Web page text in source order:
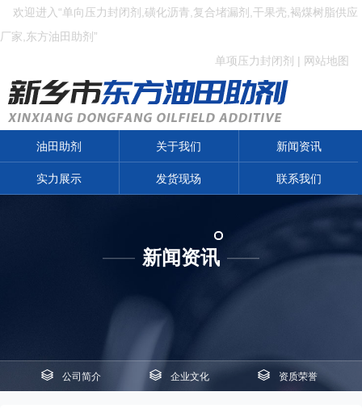
欢迎进入“单向压力封闭剂,磺化沥青,复合堵漏剂,干果壳,褐煤树脂供应
厂家,东方油田助剂”
单项压力封闭剂 | 网站地图
油田助剂 关于我们 新闻资讯
实力展示 发货现场 联系我们
—— 新闻资讯 ——
公司简介 企业文化 资质荣誉